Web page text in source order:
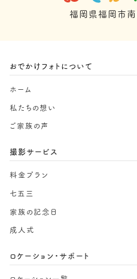
福岡県福岡市
おでかけフォトについて
ホーム
私たちの想い
ご家族の声
撮影サービス
料金プラン
七五三
家族の記念日
成人式
ロケーション・サポート